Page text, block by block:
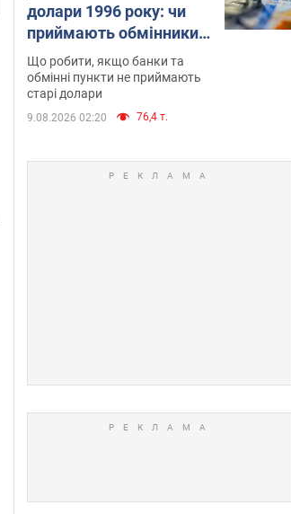
долари 1996 року: чи
приймають обмінники
та банки такі купюри
Що робити, якщо банки та
обмінні пункти не приймають
старі долари
9.08.2026 02:20 76,4 т.